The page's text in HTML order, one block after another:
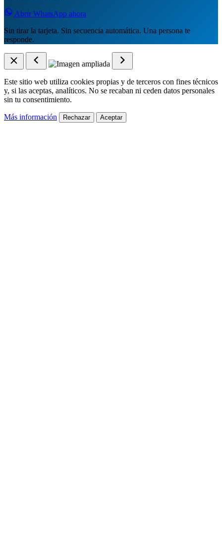
Abrir WhatsApp ahora
Sin tirar la tarjeta. Sin secuencia automática. Una persona te
responde.
Este sitio web utiliza cookies propias y de terceros con fines técnicos
y, si las aceptas, analíticos. No se recaban ni ceden datos personales
sin tu consentimiento.
Más información Rechazar Aceptar